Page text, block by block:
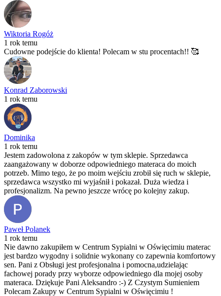
Wiktoria Rogóż
1 rok temu
Cudowne podejście do klienta! Polecam w stu procentach!! 🥰
Konrad Zaborowski
1 rok temu
Dominika
1 rok temu
Jestem zadowolona z zakopów w tym sklepie. Sprzedawca
zaangażowany w doborze odpowiedniego materaca do moich
potrzeb. Mimo tego, że po moim wejściu zrobił się ruch w sklepie,
sprzedawca wszystko mi wyjaśnił i pokazał. Duża wiedza i
profesjonalizm. Na pewno jeszcze wrócę po kolejny zakup.
Paweł Polanek
1 rok temu
Nie dawno zakupiłem w Centrum Sypialni w Oświęcimiu materac
jest bardzo wygodny i solidnie wykonany co zapewnia komfortowy
sen. Pani z Obsługi jest profesjonalna i pomocna,udzielając
fachowej porady przy wyborze odpowiedniego dla mojej osoby
materaca. Dziękuje Pani Aleksandro :-) Z Czystym Sumieniem
Polecam Zakupy w Centrum Sypialni w Oświęcimiu !